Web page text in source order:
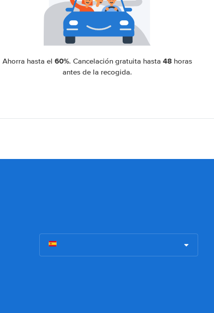
Ahorra hasta el 60%. Cancelación gratuita hasta 48horas
antes de la recogida.